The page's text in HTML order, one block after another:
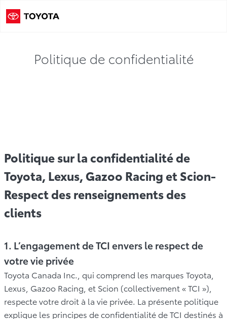
Politique de confidentialité
Politique sur la confidentialité de
Toyota, Lexus, Gazoo Racing et Scion-
Respect des renseignements des
clients
1. L’engagement de TCI envers le respect de
votre vie privée
Toyota Canada Inc., qui comprend les marques Toyota,
Lexus, Gazoo Racing, et Scion (collectivement « TCI »),
respecte votre droit à la vie privée. La présente politique
explique les principes de confidentialité de TCI destinés à